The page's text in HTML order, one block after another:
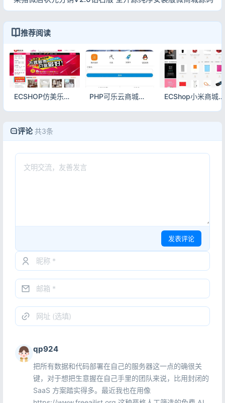
推荐阅读
ECSHOP仿美乐乐商城模板第二版 家居建材商城源码带微信拍卖手机版晒单整站数据 PHP可乐云商城源码 手机微商城系统完整源码 ECShop小米商城模板 模板堂商业源码含团购手机版微信商城
评论 共3条
发表评论
qp924
把所有数据和代码部署在自己的服务器这一点的确很关
键，对于想把生意握在自己手里的团队来说，比用封闭的
SaaS 方案踏实得多。最近我也在用像